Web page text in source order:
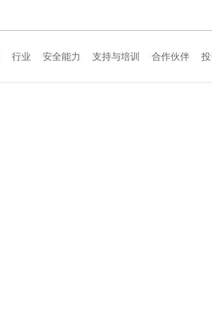
行业 安全能力 支持与培训 合作伙伴